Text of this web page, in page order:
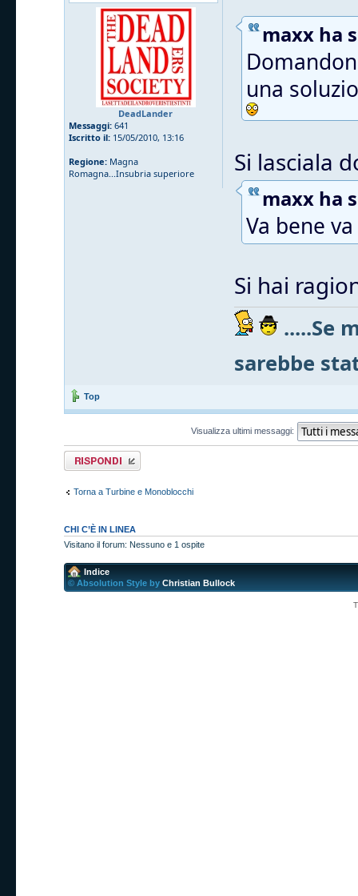
DeadLander
Messaggi: 641
Iscritto il: 15/05/2010, 13:16
Regione: Magna
Romagna...Insubria superiore
maxx ha
una
Si lasciala
maxx ha
Va bene
Si hai
.....Se
sarebbe
Top
Visualizza ultimi messaggi:
Rispondi al
messaggio
Torna a Turbine e Monoblocchi
CHI C’È IN LINEA
Visitano il forum: Nessuno e 1 ospite
Indice
© Absolution Style by Christian Bullock